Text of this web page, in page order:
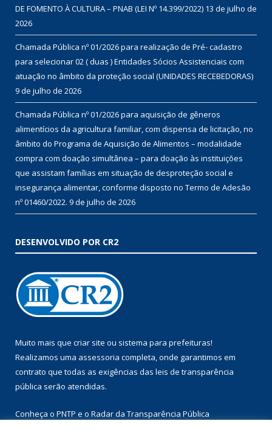
DE FOMENTO À CULTURA – PNAB (LEI Nº 14.399/2022) 13 de julho de
2026
Chamada Pública nº 01/2026 para realização de Pré- cadastro
para selecionar 02 ( duas ) Entidades Sócios Assistenciais com
atuação no âmbito da proteção social (UNIDADES RECEBEDORAS)
9 de julho de 2026
Chamada Pública nº 01/2026 para aquisição de gêneros
alimentícios da agricultura familiar, com dispensa de licitação, no
âmbito do Programa de Aquisição de Alimentos – modalidade
compra com doação simultânea – para doação às instituições
que assistam famílias em situação de desproteção social e
insegurança alimentar, conforme disposto no Termo de Adesão
nº 01460/2022. 9 de julho de 2026
DESENVOLVIDO POR CR2
Muito mais que criar site ou sistema para prefeituras!
Realizamos uma assessoria completa, onde garantimos em
contrato que todas as exigências das leis de transparência
pública serão atendidas.
Conheça o PNTP e o Radar da Transparência Pública